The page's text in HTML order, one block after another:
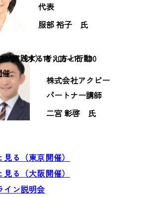
服部 裕子 氏
代表
が実践する考え方と行動
二宮 彰啓 氏
株式会社アクビー
パートナー講師
26（水）13：00～16：00
見る（東京開催）
見る（大阪開催）
イン説明会